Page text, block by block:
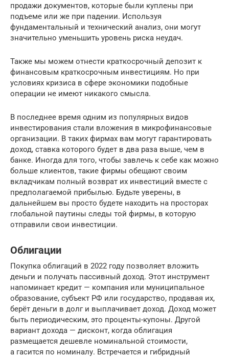
продажи документов, которые были куплены при
подъеме или же при падении. Используя
фундаментальный и технический анализ, они могут
значительно уменьшить уровень риска неудач.
Также мы можем отнести краткосрочный депозит к
финансовым краткосрочным инвестициям. Но при
условиях кризиса в сфере экономики подобные
операции не имеют никакого смысла.
В последнее время одним из популярных видов
инвестирования стали вложения в микрофинансовые
организации. В таких фирмах вам могут гарантировать
доход, ставка которого будет в два раза выше, чем в
банке. Иногда для того, чтобы завлечь к себе как можно
больше клиентов, такие фирмы обещают своим
вкладчикам полный возврат их инвестиций вместе с
предполагаемой прибылью. Будьте уверены, в
дальнейшем вы просто будете находить на просторах
глобальной паутины следы той фирмы, в которую
отправили свои инвестиции.
Облигации
Покупка облигаций в 2022 году позволяет вложить
деньги и получать пассивный доход. Этот инструмент
напоминает кредит — компания или муниципальное
образование, субъект РФ или государство, продавая их,
берёт деньги в долг и выплачивает доход. Доход может
быть периодическим, это проценты-купоны. Другой
вариант дохода — дисконт, когда облигация
размещается дешевле номинальной стоимости,
а гасится по номиналу. Встречается и гибридный